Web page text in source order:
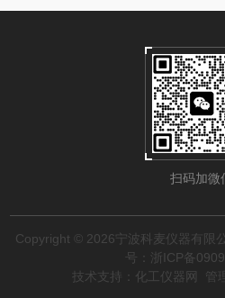
扫码加微
Copyright © 2026宁波科麦仪器有限
号：浙ICP备
技术支持： 化工仪器网 管